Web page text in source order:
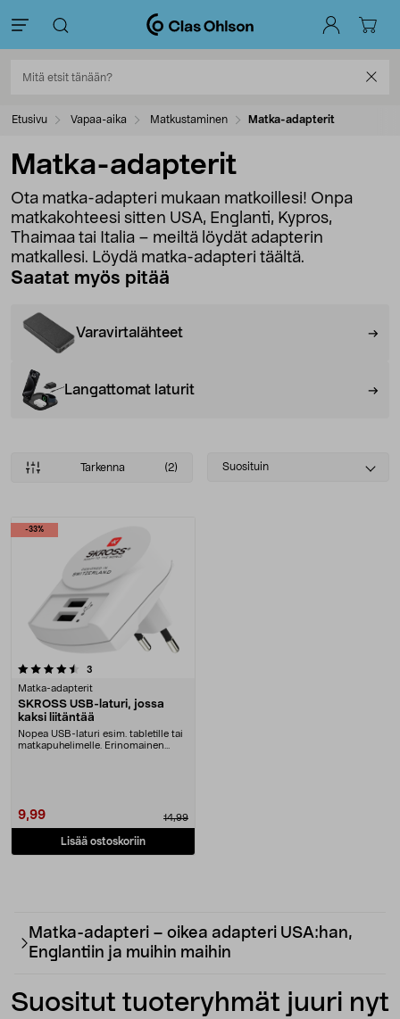
Etusivu Vapaa-aika Matkustaminen Matka-adapterit
Matka-adapterit
Ota matka-adapteri mukaan matkoillesi! Onpa
matkakohteesi sitten USA, Englanti, Kypros,
Thaimaa tai Italia – meiltä löydät adapterin
matkallesi. Löydä matka-adapteri täältä.
Saatat myös pitää
Varavirtalähteet
Langattomat laturit
Tarkenna (2)
Select
Suosituin
Tuotteet
-33%
3
Matka-adapterit
SKROSS USB-laturi, jossa
kaksi liitäntää
Nopea USB-laturi esim. tabletille tai
matkapuhelimelle. Erinomainen
9,99 14,99
Lisää ostoskoriin
Matka-adapteri – oikea adapteri USA:han,
Englantiin ja muihin maihin
Suositut tuoteryhmät juuri nyt